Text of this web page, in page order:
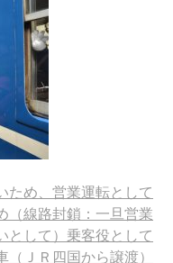
ため、営業運転として
（線路封鎖：一旦営業
として）乗客役として
ＪＲ四国から譲渡）